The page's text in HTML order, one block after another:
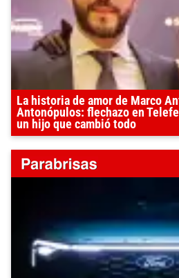
La historia de amor de Marco
Antonópulos: flechazo en
un hijo que cambió todo